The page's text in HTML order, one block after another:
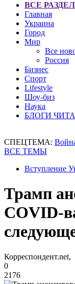
ВСЕ
Главная
Украина
Город
Мир
Все
Россия
Бизнес
Спорт
Lifestyle
Шоу-биз
Наука
БЛОГИ
СПЕЦТЕМА:
ВСЕ ТЕМЫ
Вступление
Трамп
COVID-
Корреспондент.net,
0
2176